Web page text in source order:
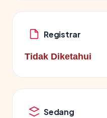
Registrar
Tidak Diketahui
Sedang